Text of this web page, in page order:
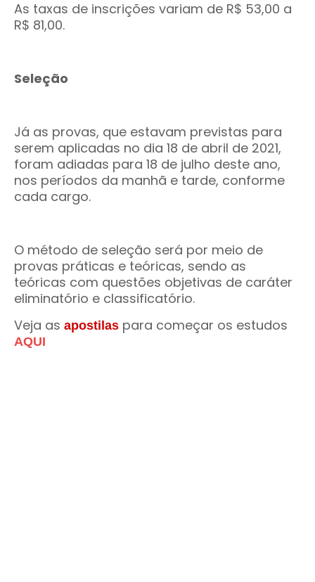
As taxas de inscrições variam de R$ 53,00 a
R$ 81,00.
Seleção
Já as provas, que estavam previstas para
serem aplicadas no dia 18 de abril de 2021,
foram adiadas para 18 de julho deste ano,
nos períodos da manhã e tarde, conforme
cada cargo.
O método de seleção será por meio de
provas práticas e teóricas, sendo as
teóricas com questões objetivas de caráter
eliminatório e classificatório.
Veja as apostilas para começar os estudos
AQUI